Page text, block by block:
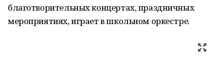
благотворительных концертах, праздничных
мероприятиях, играет в школьном оркестре.